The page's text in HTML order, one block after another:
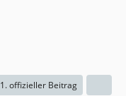
1. offizieller Beitrag